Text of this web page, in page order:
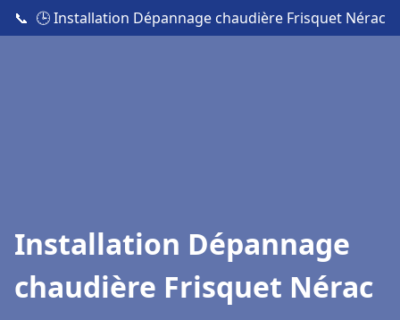
📞 🕒 Installation Dépannage chaudière Frisquet Nérac
Installation Dépannage
chaudière Frisquet Nérac